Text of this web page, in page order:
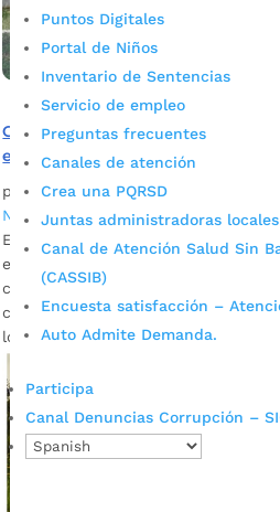
Puntos Digitales
Portal de Niños
Inventario de Sentencias
Servicio de empleo
Preguntas frecuentes
Canales de atención
Crea una PQRSD
Juntas administradoras
Canal de Atención Salud Sin
(CASSIB)
Encuesta satisfacción –
Auto Admite Demanda.
Participa
Canal Denuncias Corrupción –
Con visitas pedagógicas a El
estudiantes la correcta
por JADI VALENTINA CARREÑO
Noticias
El Gobierno de Juan Carlos
estrategia pedagógica, visitas
colegios oficiales al Relleno
conocen y aprenden los procesos
los residuos sólidos que se generan